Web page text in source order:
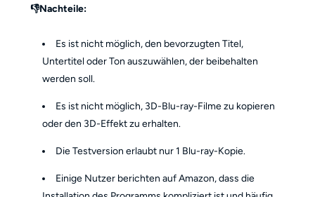
👎Nachteile:
Es ist nicht möglich, den bevorzugten Titel,
Untertitel oder Ton auszuwählen, der beibehalten
werden soll.
Es ist nicht möglich, 3D-Blu-ray-Filme zu kopieren
oder den 3D-Effekt zu erhalten.
Die Testversion erlaubt nur 1 Blu-ray-Kopie.
Einige Nutzer berichten auf Amazon, dass die